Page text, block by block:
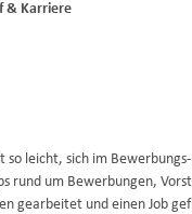
& Karriere
so leicht, sich im
rund um Bewerbungen,
gearbeitet und einen Job